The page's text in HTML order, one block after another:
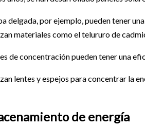
delgada, por ejemplo, pueden tener
materiales como el telururo de
de concentración pueden tener una
lentes y espejos para concentrar la
de energía